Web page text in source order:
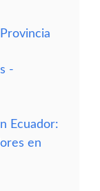
-
Ecuador:
en